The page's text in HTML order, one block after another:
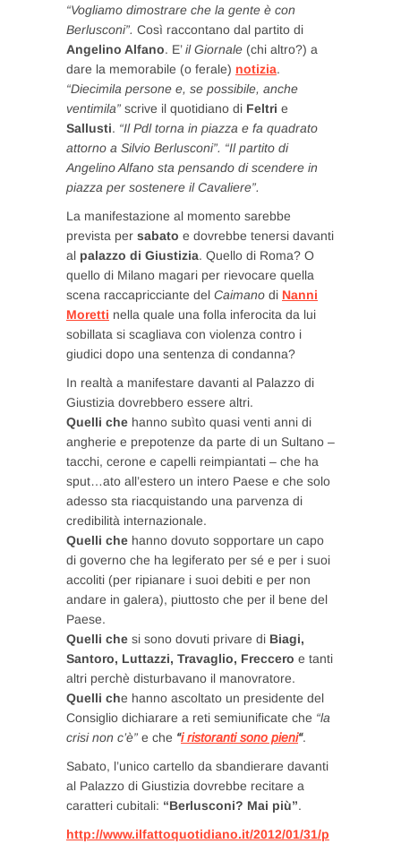
“Vogliamo dimostrare che la gente è con
Berlusconi”. Così raccontano dal partito di
Angelino Alfano. E’il Giornale (chi altro?) a
dare la memorabile (o ferale) notizia.
“Diecimila persone e, se possibile, anche
ventimila” scrive il quotidiano di Feltri e
Sallusti. “Il Pdl torna in piazza e fa quadrato
attorno a Silvio Berlusconi”. “Il partito di
Angelino Alfano sta pensando di scendere in
piazza per sostenere il Cavaliere”.
La manifestazione al momento sarebbe
prevista per sabato e dovrebbe tenersi davanti
al palazzo di Giustizia. Quello di Roma? O
quello di Milano magari per rievocare quella
scena raccapricciante del Caimano di Nanni
Moretti nella quale una folla inferocita da lui
sobillata si scagliava con violenza contro i
giudici dopo una sentenza di condanna?
In realtà a manifestare davanti al Palazzo di
Giustizia dovrebbero essere altri.
Quelli che hanno subìto quasi venti anni di
angherie e prepotenze da parte di un Sultano –
tacchi, cerone e capelli reimpiantati – che ha
sput…ato all’estero un intero Paese e che solo
adesso sta riacquistando una parvenza di
credibilità internazionale.
Quelli che hanno dovuto sopportare un capo
di governo che ha legiferato per sé e per i suoi
accoliti (per ripianare i suoi debiti e per non
andare in galera), piuttosto che per il bene del
Paese.
Quelli che si sono dovuti privare di Biagi,
Santoro, Luttazzi, Travaglio, Freccero e tanti
altri perchè disturbavano il manovratore.
Quelli che hanno ascoltato un presidente del
Consiglio dichiarare a reti semiunificate che “la
crisi non c’è” e che “i ristoranti sono pieni“.
Sabato, l’unico cartello da sbandierare davanti
al Palazzo di Giustizia dovrebbe recitare a
caratteri cubitali: “Berlusconi? Mai più”.
http://www.ilfattoquotidiano.it/2012/01/31/p